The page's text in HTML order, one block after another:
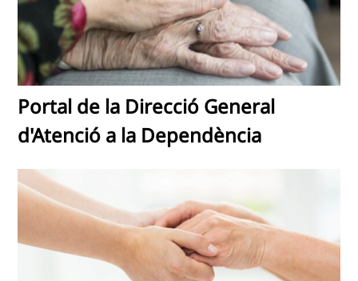
Portal de la Direcció General
d'Atenció a la Dependència